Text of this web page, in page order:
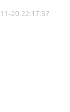
20 22:17:57